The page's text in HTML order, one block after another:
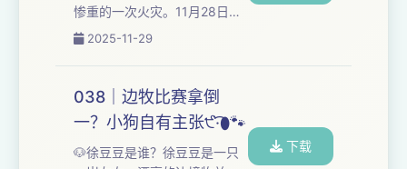
珍：韩女文学代表人物，《关
于女儿》荣获第36届申东晔文
亚洲学院副教授，研究领域为
韩国社会文化 在这场对谈中，
我们从小说出发，探讨了面
对...
惨重的一次火灾。11月28日下
午15点，香港特区政府召开发
已造成128人遇难，当中一名死
者为消防员。另有79人受伤，
包括12名消防员，仍有200人
情况未明。 根据香港消防处消
息，2025年11月26日下午2点
2025-11-29
038｜边牧比赛拿倒
一？小狗自有主张੯‧̀͡⬮🐾
🐶徐豆豆是谁？徐豆豆是一只
下载